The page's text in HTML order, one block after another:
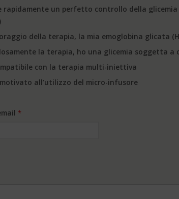
rapidamente un perfetto controllo della glicemia
della terapia, la mia emoglobina glicata
la terapia, ho una glicemia soggetta a
con la terapia multi-iniettiva
all’utilizzo del micro-infusore
*